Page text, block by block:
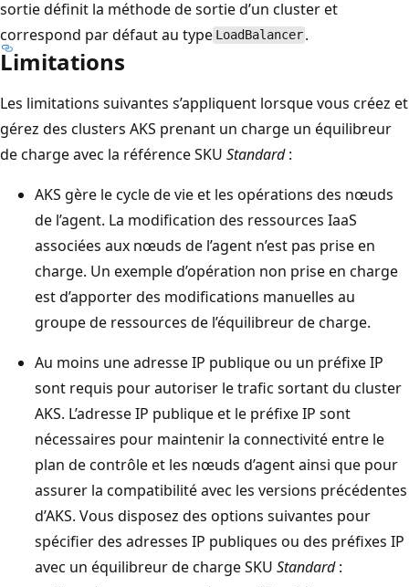
sortie définit la méthode de sortie d’un cluster et
correspond par défaut au type LoadBalancer .
Limitations
Les limitations suivantes s’appliquent lorsque vous créez et
gérez des clusters AKS prenant un charge un équilibreur
de charge avec la référence SKU Standard:
AKS gère le cycle de vie et les opérations des nœuds
de l’agent. La modification des ressources IaaS
associées aux nœuds de l’agent n’est pas prise en
charge. Un exemple d’opération non prise en charge
est d’apporter des modifications manuelles au
groupe de ressources de l’équilibreur de charge.
Au moins une adresse IP publique ou un préfixe IP
sont requis pour autoriser le trafic sortant du cluster
AKS. L’adresse IP publique et le préfixe IP sont
nécessaires pour maintenir la connectivité entre le
plan de contrôle et les nœuds d’agent ainsi que pour
assurer la compatibilité avec les versions précédentes
d’AKS. Vous disposez des options suivantes pour
spécifier des adresses IP publiques ou des préfixes IP
avec un équilibreur de charge SKU Standard: